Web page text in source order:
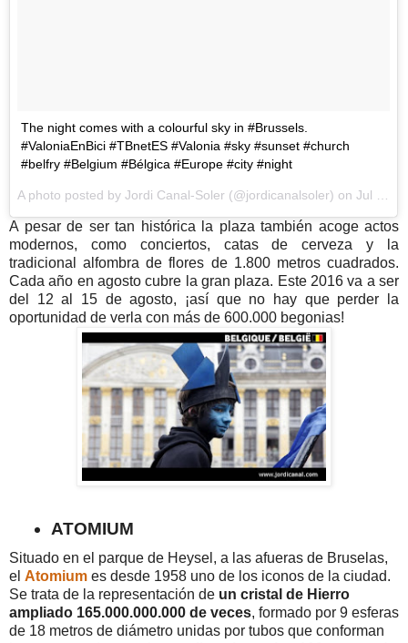
The night comes with a colourful sky in #Brussels.
#ValoniaEnBici #TBnetES #Valonia #sky #sunset #church
#belfry #Belgium #Bélgica #Europe #city #night
A photo posted by Jordi Canal-Soler (@jordicanalsoler) on Jul 10, 2016 at 10:56pm PDT
A pesar de ser tan histórica la plaza también acoge actos
modernos, como conciertos, catas de cerveza y la
tradicional alfombra de flores de 1.800 metros cuadrados.
Cada año en agosto cubre la gran plaza. Este 2016 va a ser
del 12 al 15 de agosto, ¡así que no hay que perder la
oportunidad de verla con más de 600.000 begonias!
ATOMIUM
Situado en el parque de Heysel, a las afueras de Bruselas,
el Atomium es desde 1958 uno de los iconos de la ciudad.
Se trata de la representación de un cristal de Hierro
ampliado 165.000.000.000 de veces, formado por 9 esferas
de 18 metros de diámetro unidas por tubos que conforman